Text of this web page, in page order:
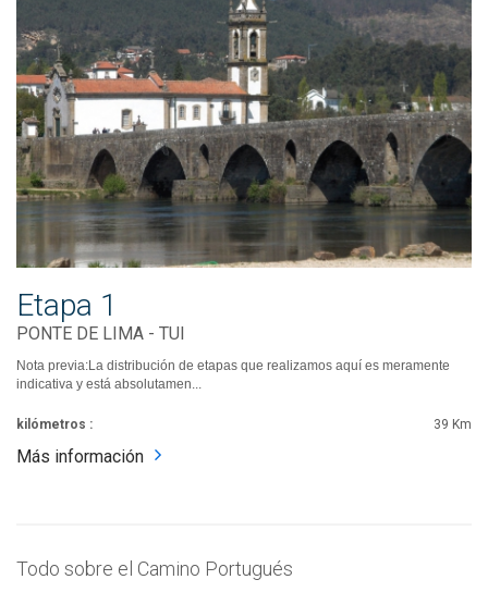
Etapa 1
PONTE DE LIMA - TUI
Nota previa:La distribución de etapas que realizamos aquí es meramente
indicativa y está absolutamen...
kilómetros : 39 Km
Más información
Todo sobre el Camino Portugués